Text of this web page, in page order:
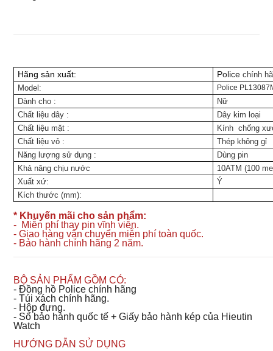
Hãng sản xuất: Police chính
Model:
Police
Dành cho :
Nữ
Chất liệu dây :
Dây kim loại
Chất liệu mặt :
Kính chống
Chất liệu vỏ :
Thép không gỉ
Năng lượng sử dụng :
Dùng pin
Khả năng chịu nước
10ATM (100
Xuất xứ:
Ý
Kích thước (mm):
* Khuyến mãi cho sản phẩm:
- Miễn phí thay pin vĩnh viễn.
- Giao hàng vận chuyển miễn phí toàn quốc.
- Bảo hành chính hãng 2 năm.
BỘ SẢN PHẨM GỒM CÓ:
- Đồng hồ Police chính hãng
- Túi xách chính hãng.
- Hộp đựng.
- Sổ bảo hành quốc tế + Giấy bảo hành kép của Hieutin
Watch
HƯỚNG DẪN SỬ DỤNG